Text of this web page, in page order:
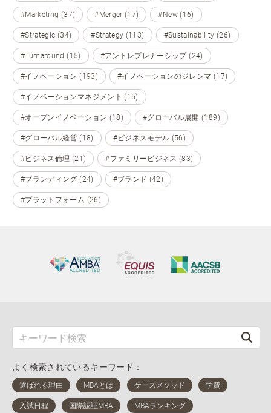
#Marketing (37) #Merger (17) #New (16)
#Strategic (34) #Strategy (113) #Sustainability (26)
#Turnaround (15) #アントレプレナーシップ (24)
#イノベーション (193) #イノベーションのジレンマ (17)
#イノベーションマネジメント (15)
#オープンイノベーション (18) #グローバル展開 (189)
#グローバル経営 (18) #ビジネスモデル (56)
#ビジネス倫理 (21) #ファミリービジネス (83)
#ブランディング (24) #ブランド (42)
#プラットフォーム (26)
よく検索されているキーワード：